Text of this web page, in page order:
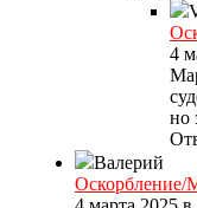
4
но
Валерий
Оскорбление/